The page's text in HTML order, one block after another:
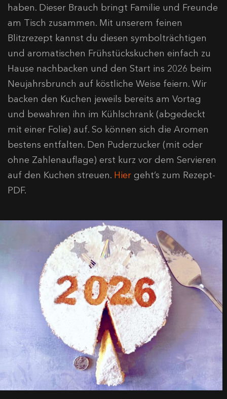
haben. Dieser Brauch bringt Familie und Freunde
am Tisch zusammen. Mit unserem feinen
Blitzrezept kannst du diesen symbolträchtigen
und aromatischen Frühstückskuchen einfach zu
Hause nachbacken und den Start ins 2026 beim
Neujahrsbrunch auf köstliche Weise feiern. Wir
backen den Kuchen jeweils bereits am Vortag
und bewahren ihn im Kühlschrank (abgedeckt
mit einer Folie) auf. So können sich die Aromen
bestens entfalten. Den Puderzucker (mit oder
ohne Zahlenauflage) erst kurz vor dem Servieren
auf den Kuchen streuen. Hier geht’s zum Rezept-
PDF.